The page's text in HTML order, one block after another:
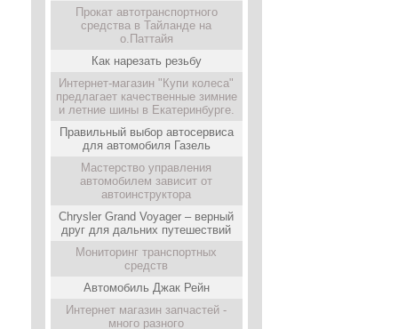
Прокат автотранспортного
средства в Тайланде на
о.Паттайя
Как нарезать резьбу
Интернет-магазин "Купи колеса"
предлагает качественные зимние
и летние шины в Екатеринбурге.
Правильный выбор автосервиса
для автомобиля Газель
Мастерство управления
автомобилем зависит от
автоинструктора
Chrysler Grand Voyager – верный
друг для дальних путешествий
Мониторинг транспортных
средств
Автомобиль Джак Рейн
Интернет магазин запчастей -
много разного